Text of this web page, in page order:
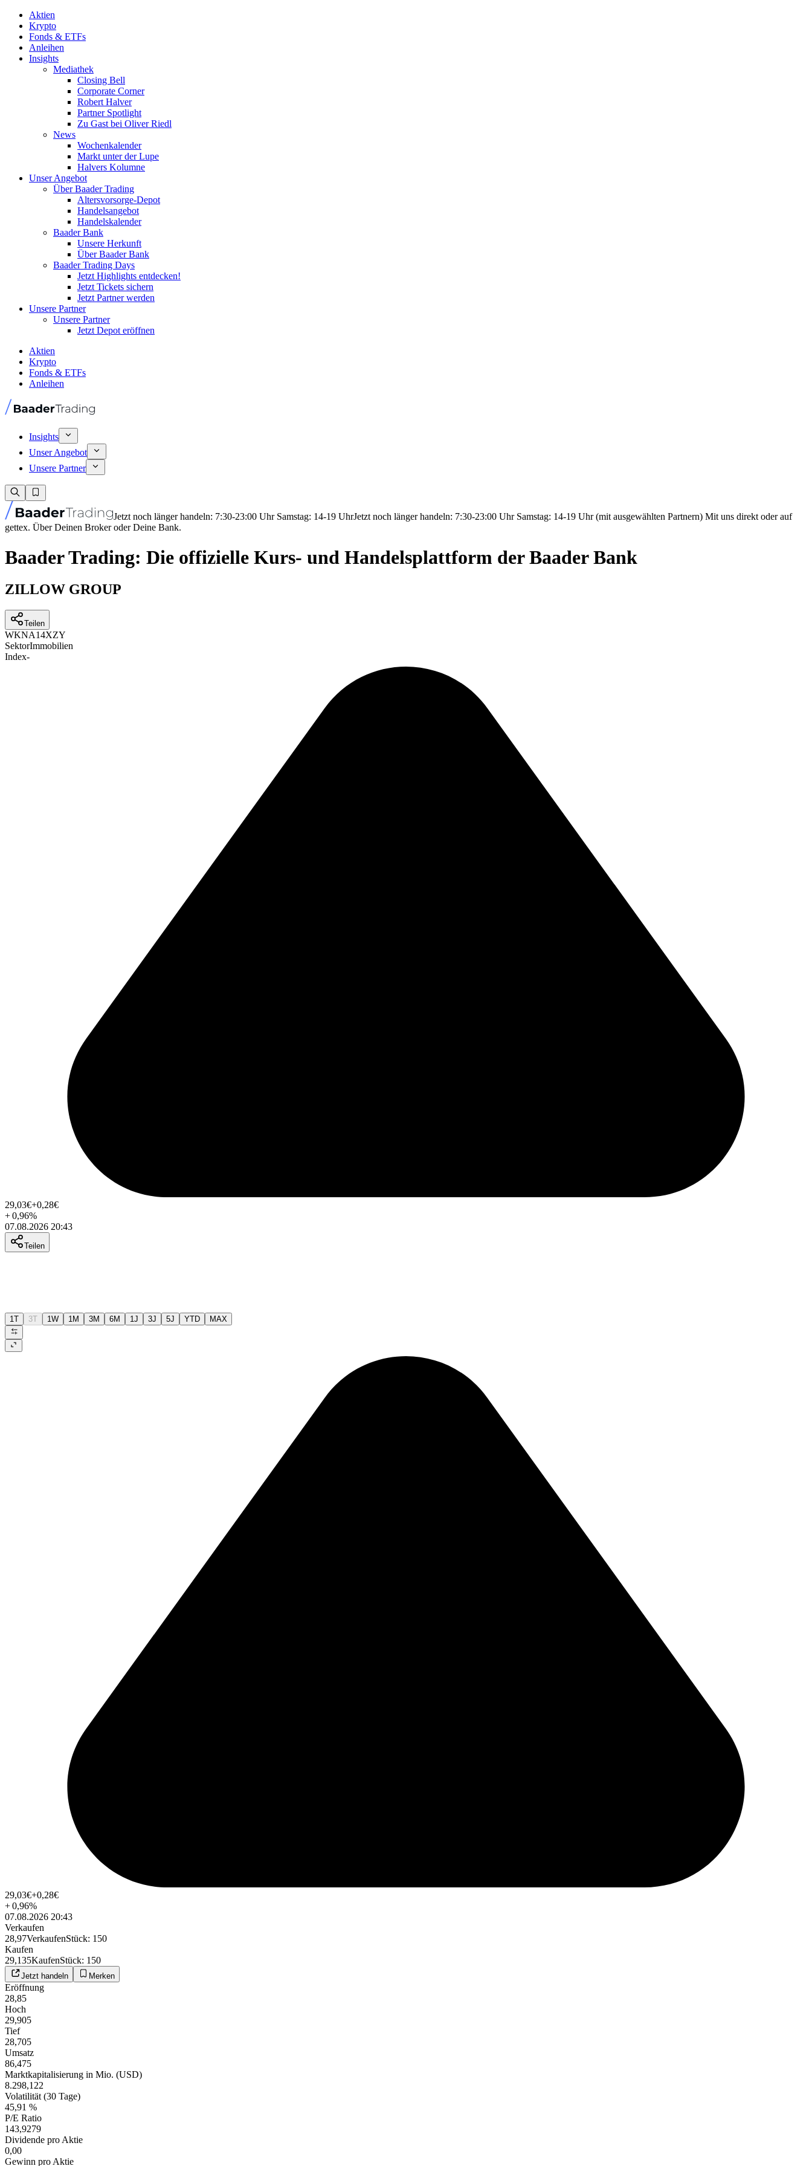
Aktien
Krypto
Fonds & ETFs
Anleihen
Insights
Mediathek
Closing Bell
Corporate Corner
Robert Halver
Partner Spotlight
Zu Gast bei Oliver Riedl
News
Wochenkalender
Markt unter der Lupe
Halvers Kolumne
Unser Angebot
Über Baader Trading
Altersvorsorge-Depot
Handelsangebot
Handelskalender
Baader Bank
Unsere Herkunft
Über Baader Bank
Baader Trading Days
Jetzt Highlights entdecken!
Jetzt Tickets sichern
Jetzt Partner werden
Unsere Partner
Unsere Partner
Jetzt Depot eröffnen
Aktien
Krypto
Fonds & ETFs
Anleihen
Insights
Unser Angebot
Unsere Partner
Jetzt noch länger handeln: 7:30-23:00 Uhr Samstag: 14-19 UhrJetzt noch länger handeln: 7:30-23:00 Uhr Samstag: 14-19 Uhr (mit ausgewählten Partnern) Mit uns direkt oder auf
gettex. Über Deinen Broker oder Deine Bank.
Baader Trading: Die offizielle Kurs- und Handelsplattform der Baader Bank
ZILLOW GROUP
Teilen
WKNA14XZY
SektorImmobilien
Index-
29,03€+0,28€
+0,96%
07.08.2026 20:43
Teilen
1T 3T 1W 1M 3M 6M 1J 3J 5J YTD MAX
29,03€+0,28€
+0,96%
07.08.2026 20:43
Verkaufen
28,97VerkaufenStück: 150
Kaufen
29,135KaufenStück: 150
Jetzt handeln Merken
Eröffnung
28,85
Hoch
29,905
Tief
28,705
Umsatz
86,475
Marktkapitalisierung in Mio. (USD)
8.298,122
Volatilität (30 Tage)
45,91 %
P/E Ratio
143,9279
Dividende pro Aktie
0,00
Gewinn pro Aktie